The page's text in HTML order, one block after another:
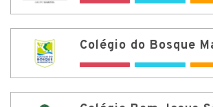
Colégio do Bosque